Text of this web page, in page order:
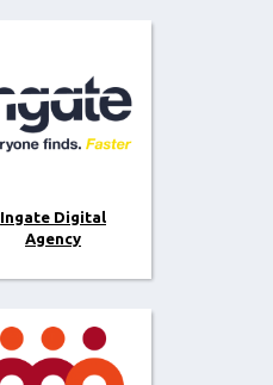
Ingate Digital
Agency